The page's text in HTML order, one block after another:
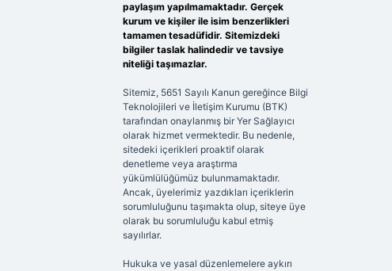
paylaşım yapılmamaktadır. Gerçek
kurum ve kişiler ile isim benzerlikleri
tamamen tesadüfidir. Sitemizdeki
bilgiler taslak halindedir ve tavsiye
niteliği taşımazlar.
Sitemiz, 5651 Sayılı Kanun gereğince Bilgi
Teknolojileri ve İletişim Kurumu (BTK)
tarafından onaylanmış bir Yer Sağlayıcı
olarak hizmet vermektedir. Bu nedenle,
sitedeki içerikleri proaktif olarak
denetleme veya araştırma
yükümlülüğümüz bulunmamaktadır.
Ancak, üyelerimiz yazdıkları içeriklerin
sorumluluğunu taşımakta olup, siteye üye
olarak bu sorumluluğu kabul etmiş
sayılırlar.
Hukuka ve yasal düzenlemelere aykırı